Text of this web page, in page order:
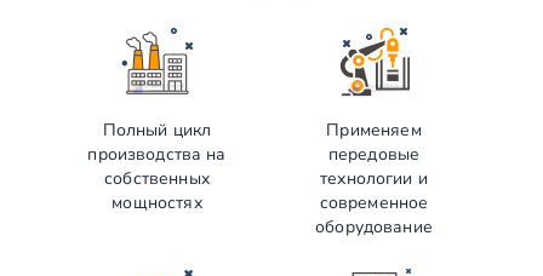
Полный цикл
производства на
собственных
мощностях
Применяем
передовые
технологии и
современное
оборудование